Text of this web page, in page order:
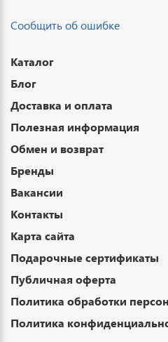
Сообщить об ошибке
Каталог
Блог
Доставка и оплата
Полезная информация
Обмен и возврат
Бренды
Вакансии
Контакты
Карта сайта
Подарочные сертификаты
Публичная оферта
Политика обработки
Политика